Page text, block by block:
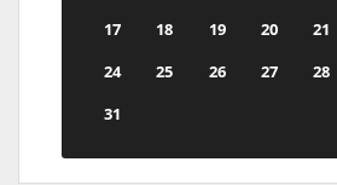
17
18 19 20 21
24
25 26 27 28
31